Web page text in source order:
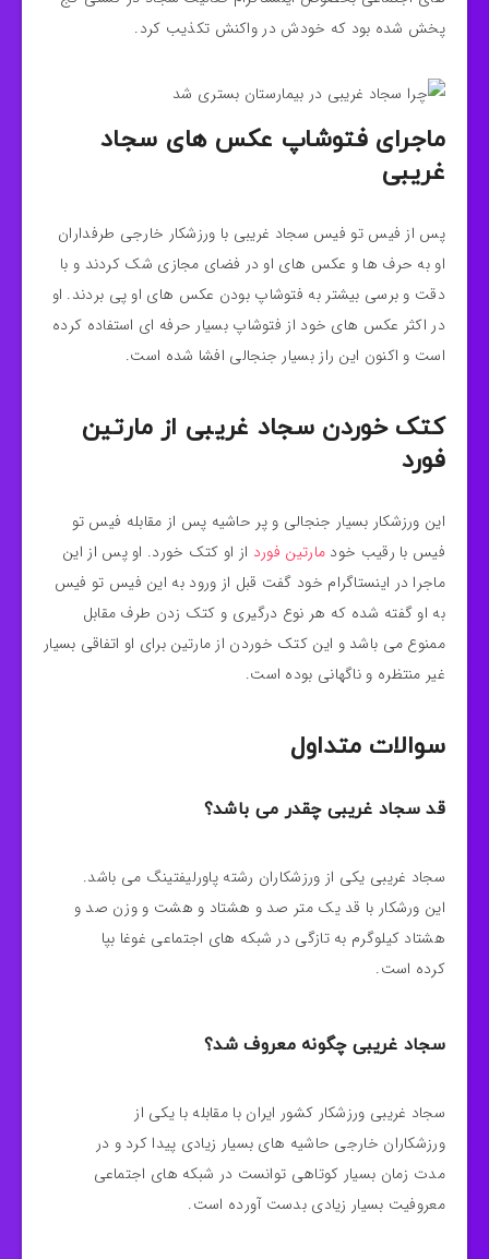
پخش شده بود که خودش در واکنش تکذیب کرد.
ماجرای فتوشاپ عکس های سجاد
غریبی
پس از فیس تو فیس سجاد غریبی با ورزشکار خارجی طرفداران
او به حرف ها و عکس های او در فضای مجازی شک کردند و با
دقت و برسی بیشتر به فتوشاپ بودن عکس های او پی بردند. او
در اکثر عکس های خود از فتوشاپ بسیار حرفه ای استفاده کرده
است و اکنون این راز بسیار جنجالی افشا شده است.
کتک خوردن سجاد غریبی از مارتین
فورد
این ورزشکار بسیار جنجالی و پر حاشیه پس از مقابله فیس تو
فیس با رقیب خود مارتین فورد از او کتک خورد‌. او پس از این
ماجرا در اینستاگرام خود گفت قبل از ورود به این فیس تو فیس
به او گفته شده که هر نوع درگیری و کتک زدن طرف مقابل
ممنوع می باشد و این کتک خوردن از مارتین برای او اتفاقی بسیار
غیر منتظره و ناگهانی بوده است.
سوالات متداول
قد سجاد غریبی چقدر می باشد؟
سجاد غریبی یکی از ورزشکاران رشته پاورلیفتینگ می باشد.
این ورشکار با قد یک متر صد و هشتاد و هشت و وزن صد و
هشتاد کیلوگرم به تازگی در شبکه های اجتماعی غوغا بپا
کرده است.
سجاد غریبی چگونه معروف شد؟
سجاد غریبی ورزشکار کشور ایران با مقابله با یکی از
ورزشکاران خارجی حاشیه های بسیار زیادی پیدا کرد و در
مدت زمان بسیار کوتاهی توانست در شبکه های اجتماعی
معروفیت بسیار زیادی بدست آورده است.